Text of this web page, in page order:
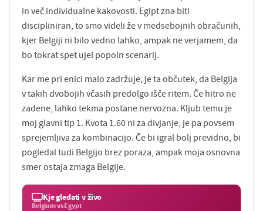
in več individualne kakovosti. Egipt zna biti
discipliniran, to smo videli že v medsebojnih obračunih,
kjer Belgiji ni bilo vedno lahko, ampak ne verjamem, da
bo tokrat spet ujel popoln scenarij.
Kar me pri enici malo zadržuje, je ta občutek, da Belgija
v takih dvobojih včasih predolgo išče ritem. Če hitro ne
zadene, lahko tekma postane nervozna. Kljub temu je
moj glavni tip 1. Kvota 1.60 ni za divjanje, je pa povsem
sprejemljiva za kombinacijo. Če bi igral bolj previdno, bi
pogledal tudi Belgijo brez poraza, ampak moja osnovna
smer ostaja zmaga Belgije.
Kje gledati v živo
Belgium vs Egypt